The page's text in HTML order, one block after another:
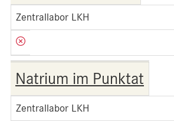
Zentrallabor LKH
Natrium im Punktat
Zentrallabor LKH